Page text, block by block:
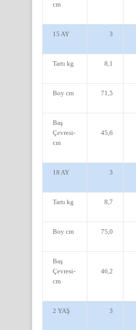
cm
15 AY 3
Tartı kg 8,1
Boy cm 71,5
Baş
Çevresi-
cm
45,6
18 AY 3
Tartı kg 8,7
Boy cm 75,0
Baş
Çevresi-
cm
46,2
2 YAŞ 3